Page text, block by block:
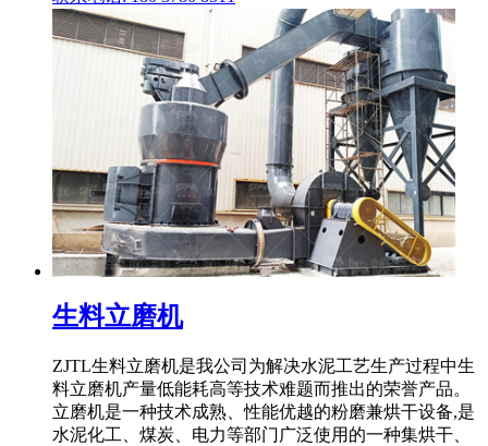
生料立磨机
ZJTL生料立磨机是我公司为解决水泥工艺生产过程中生
料立磨机产量低能耗高等技术难题而推出的荣誉产品。
立磨机是一种技术成熟、性能优越的粉磨兼烘干设备,是
水泥化工、煤炭、电力等部门广泛使用的一种集烘干、